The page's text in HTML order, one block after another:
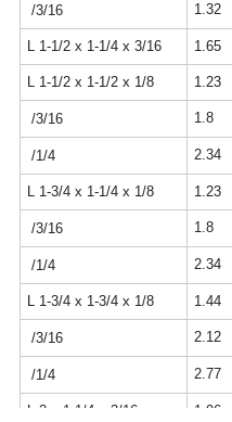
/3/16 1.32
L 1-1/2 x 1-1/4 x 3/16 1.65
L 1-1/2 x 1-1/2 x 1/8 1.23
/3/16 1.8
/1/4 2.34
L 1-3/4 x 1-1/4 x 1/8 1.23
/3/16 1.8
/1/4 2.34
L 1-3/4 x 1-3/4 x 1/8 1.44
/3/16 2.12
/1/4 2.77
L 2 x 1-1/4 x 3/16 1.96